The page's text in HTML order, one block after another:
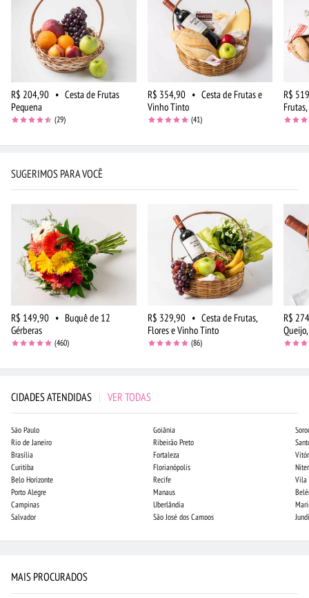
R$ 204,90 • Cesta de Frutas
Pequena
(29)
R$ 354,90 • Cesta de Frutas e
Vinho Tinto
(41)
R$
SUGERIMOS PARA VOCÊ
R$ 149,90 • Buquê de 12
Gérberas
(460)
R$ 329,90 • Cesta de Frutas,
Flores e Vinho Tinto
(86)
R$
CIDADES ATENDIDAS | VER TODAS
São Paulo
Rio de Janeiro
Brasília
Curitiba
Belo Horizonte
Porto Alegre
Campinas
Salvador
Goiânia
Ribeirão Preto
Fortaleza
Florianópolis
Recife
Manaus
Uberlândia
São José dos Campos
Vila
MAIS PROCURADOS